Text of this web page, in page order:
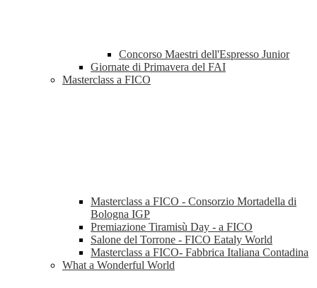
Concorso Maestri dell'Espresso Junior
Giornate di Primavera del FAI
Masterclass a FICO
Masterclass a FICO - Consorzio Mortadella di
Bologna IGP
Premiazione Tiramisù Day - a FICO
Salone del Torrone - FICO Eataly World
Masterclass a FICO- Fabbrica Italiana Contadina
What a Wonderful World